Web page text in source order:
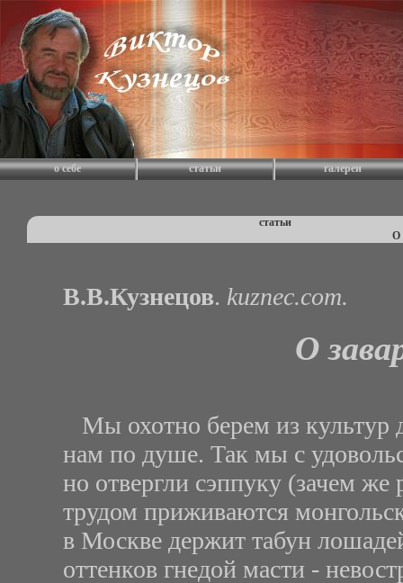
о себе статьи галереи
статьи
О
В.В.Кузнецов. kuznec.com.
О
Мы охотно берем из культур
нам по душе. Так мы с
но отвергли сэппуку (зачем же
трудом приживаются
в Москве держит табун
оттенков гнедой масти -